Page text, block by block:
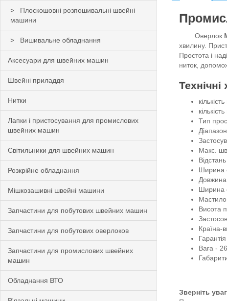
Плоскошовні розпошивальні швейні
машини
Вишивальне обладнання
Аксесуари для швейних машин
Швейні приладдя
Нитки
Лапки і пристосування для промислових
швейних машин
Світильники для швейних машин
Розкрійне обладнання
Мішкозашивні швейні машини
Запчастини для побутових швейних машин
Запчастини для побутових оверлоков
Запчастини для промислових швейних
машин
Обладнання ВТО
Оверлок
хвилину.
Простота і
ниток,
Тип
Макс.
Ширина
Довжина
Ширина
Мастило
Висота
Країна-
Вага -
Зверніть